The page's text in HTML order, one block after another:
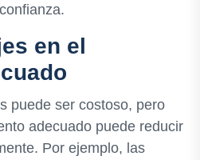
en el
puede ser costoso, pero
adecuado puede reducir
Por ejemplo, las